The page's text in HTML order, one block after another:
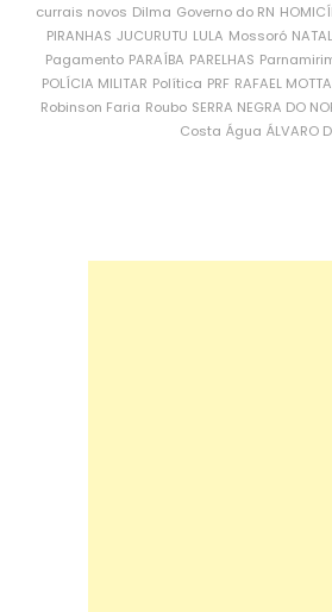
currais novos Dilma Governo do RN
PIRANHAS JUCURUTU LULA Mossoró NATAL
Pagamento PARAÍBA PARELHAS
POLÍCIA MILITAR Política PRF RAFAEL MOTTA
Robinson Faria Roubo SERRA NEGRA DO
Costa Água ÁLVARO